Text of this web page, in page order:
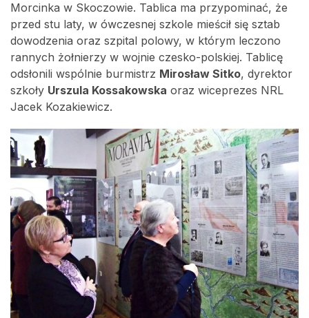
Morcinka w Skoczowie. Tablica ma przypominać, że
przed stu laty, w ówczesnej szkole mieścił się sztab
dowodzenia oraz szpital polowy, w którym leczono
rannych żołnierzy w wojnie czesko-polskiej. Tablicę
odsłonili wspólnie burmistrz Mirosław Sitko, dyrektor
szkoły Urszula Kossakowska oraz wiceprezes NRL
Jacek Kozakiewicz.